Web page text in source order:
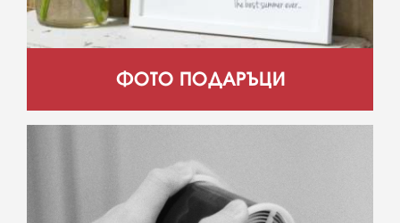
ФОТО ПОДАРЪЦИ